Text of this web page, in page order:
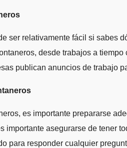
ser relativamente fácil si sabes
desde trabajos a
publican anuncios de trabajo
es importante prepararse
importante asegurarse de tener
para responder cualquier